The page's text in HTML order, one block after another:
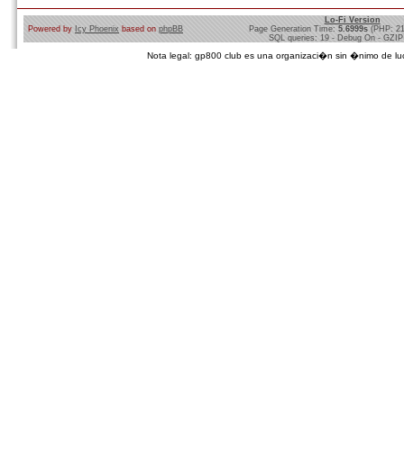
Powered by Icy Phoenix based on phpBB
Lo-Fi Version
Page Generation Time: 5.6999s (PHP:
SQL queries: 19 - Debug On -
Nota legal: gp800 club es una organizaci�n sin �nimo de